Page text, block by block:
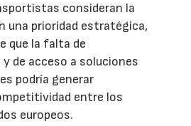
consideran la
una prioridad estratégica,
que la falta de
de acceso a soluciones
podría generar
entre los
europeos.